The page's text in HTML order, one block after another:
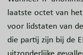
laatste octet van
voor lidstaten van
die partij zijn bij de